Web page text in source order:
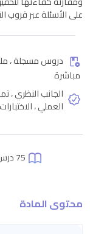
على الأسئلة عبر قروب
دروس مسجلة ،
مباشرة
الجانب النظري ،
العملي ،
75 درس
محتوى المادة